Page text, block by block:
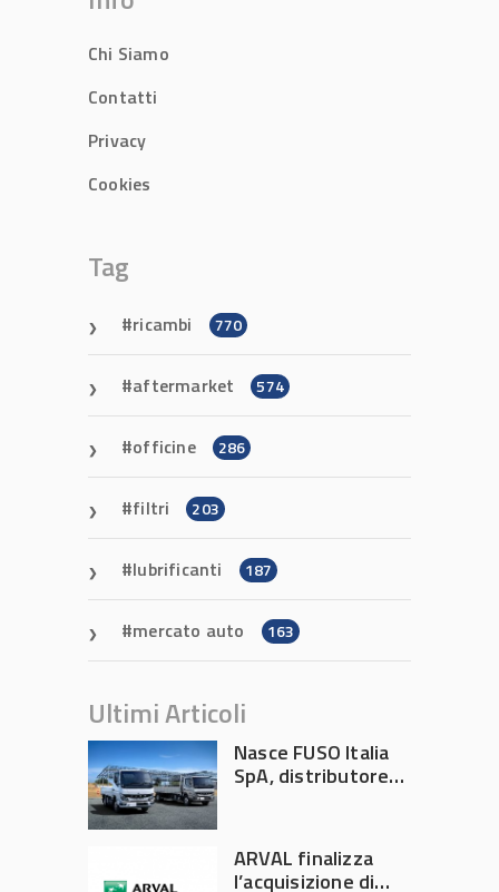
Chi Siamo
Contatti
Privacy
Cookies
Tag
ricambi 770
aftermarket 574
officine 286
filtri 203
lubrificanti 187
mercato auto 163
Ultimi Articoli
Nasce FUSO Italia
SpA, distributore
ARVAL finalizza
l’acquisizione di